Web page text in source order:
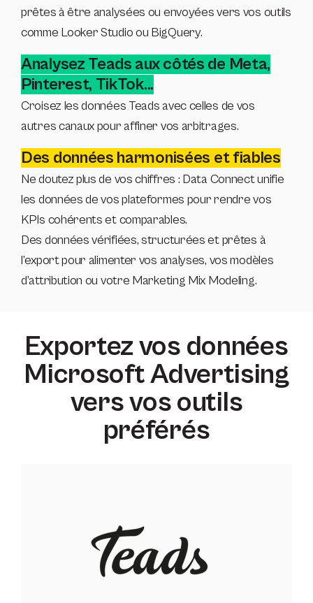
prêtes à être analysées ou envoyées vers vos outils
comme Looker Studio ou BigQuery.
Analysez Teads aux côtés de Meta,
Pinterest, TikTok...
Croisez les données Teads avec celles de vos
autres canaux pour affiner vos arbitrages.
Des données harmonisées et fiables
Ne doutez plus de vos chiffres : Data Connect unifie
les données de vos plateformes pour rendre vos
KPIs cohérents et comparables.
Des données vérifiées, structurées et prêtes à
l’export pour alimenter vos analyses, vos modèles
d’attribution ou votre Marketing Mix Modeling.
Exportez vos données
Microsoft Advertising
vers vos outils
préférés